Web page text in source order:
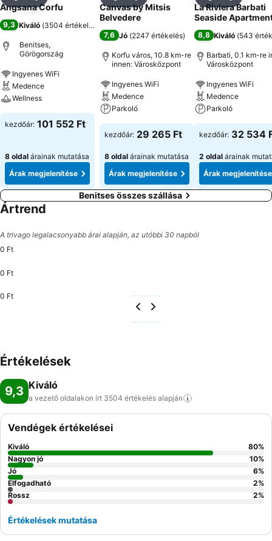
Angsana Corfu
9,3 Kiváló (3504 értékelés
Benitses,
Görögország
Ingyenes WiFi
Medence
Wellness
kezdőár: 101 552 Ft
8 oldal árainak mutatása
Árak megjelenítése
Canvas by Mitsis
Belvedere
7,6 Jó (2247 értékelés)
Korfu város, 10.8 km-re
innen: Városközpont
Ingyenes WiFi
Medence
Parkoló
kezdőár: 29 265 Ft
8 oldal árainak mutatása
Árak megjelenítése
La Riviera Barbati
Seaside
8,8 Kiváló (543
Barbati, 0.1 km-re
Városközpont
Ingyenes WiFi
Medence
Parkoló
kezdőár: 32 534
2 oldal árainak
Árak megjelenítése
Benitses összes szállása
Ártrend
A trivago legalacsonyabb árai alapján, az utóbbi 30 napból
0 Ft
0 Ft
0 Ft
Értékelések
9,3 Kiváló
a vezető oldalakon írt 3504 értékelés alapján
Vendégek értékelései
Kiváló 80%
Nagyon jó
10%
Jó
6%
Elfogadható
2%
Rossz
2%
Értékelések mutatása